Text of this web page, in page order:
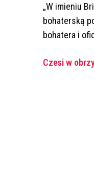
„W imieniu
bohaterską
bohatera i
Czesi w